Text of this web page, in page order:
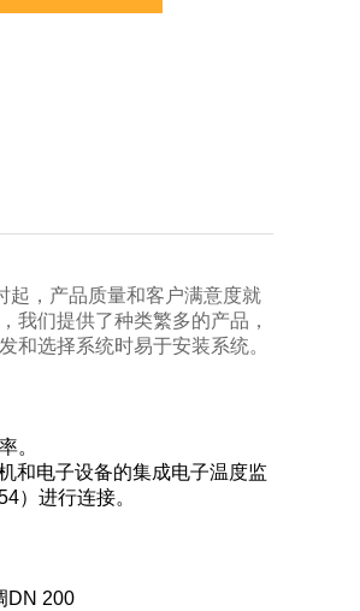
起，产品质量和客户满意度就
我们提供了种类繁多的产品，
和选择系统时易于安装系统。
。
和电子设备的集成电子温度监
）进行连接。
DN 200